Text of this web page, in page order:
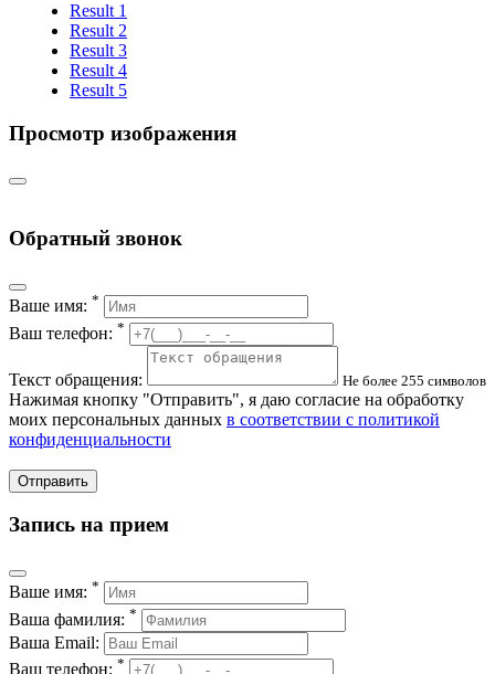
Result 1
Result 2
Result 3
Result 4
Result 5
Просмотр изображения
Обратный звонок
Ваше имя: *
Ваш телефон: *
Текст обращения: Не более 255 символов
Нажимая кнопку "Отправить", я даю согласие на обработку
моих персональных данных в соответствии с политикой
конфиденциальности
Отправить
Запись на прием
Ваше имя: *
Ваша фамилия: *
Ваша Email:
Ваш телефон: *